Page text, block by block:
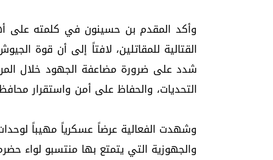
وأكد المقدم بن حسينون في كلمته على
القتالية للمقاتلين، لافتاً إلى أن قوة
شدد على ضرورة مضاعفة الجهود خلال
التحديات، والحفاظ على أمن واستقرار
وشهدت الفعالية عرضاً عسكرياً مهيباً
والجهوزية التي يتمتع بها منتسبو لواء